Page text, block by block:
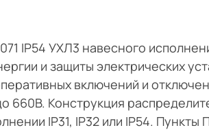
IP54 УХЛ3 навесного
и защиты электрических
включений и
660В. Конструкция
IP31, IP32 или IP54. Пункты